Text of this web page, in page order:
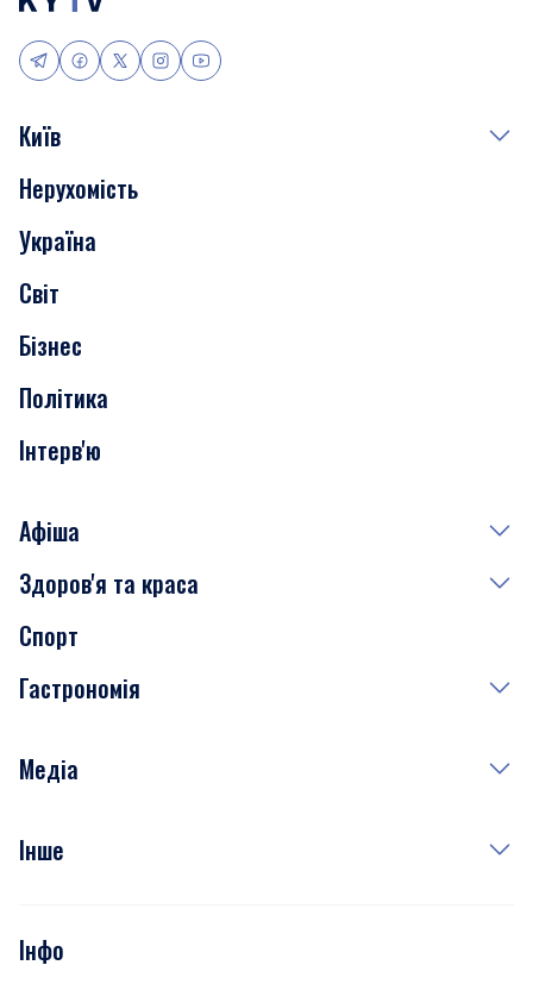
Київ
Події
Скандали
Нерухомість
Транспорт
Нерухомість
Україна
Світ
Бізнес
Політика
Інтерв'ю
Афіша
Сьогодні
Завтра
Субота
Здоров'я та краса
Медицина
Краса
Спорт
Гастрономія
Рецепти
Медіа
Фото
Подкасти
Інше
Тести
Інфо